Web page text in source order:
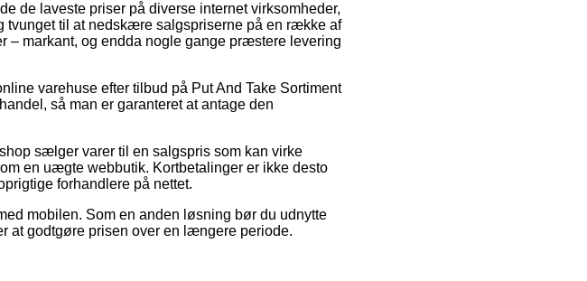
de laveste priser på diverse internet virksomheder,
tvunget til at nedskære salgspriserne på en række af
– markant, og endda nogle gange præstere levering
varehuse efter tilbud på Put And Take Sortiment
så man er garanteret at antage den
sælger varer til en salgspris som kan virke
en uægte webbutik. Kortbetalinger er ikke desto
forhandlere på nettet.
mobilen. Som en anden løsning bør du udnytte
at godtgøre prisen over en længere periode.